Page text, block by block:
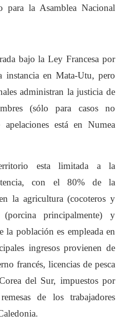
para la Asamblea Nacional
bajo la Ley Francesa por
en Mata-Utu, pero
administran la justicia de
(sólo para casos no
está en Numea
esta limitada a la
con el 80% de la
la agricultura (cocoteros y
(porcina principalmente) y
la población es empleada en
ingresos provienen de
francés, licencias de pesca
del Sur, impuestos por
de los trabajadores